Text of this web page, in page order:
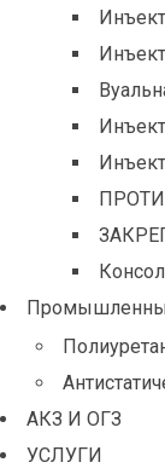
АКЗ И ОГЗ
УСЛУГИ